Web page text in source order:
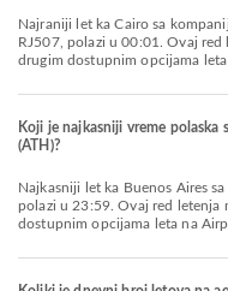
Najraniji let ka Cairo sa kompanijom Royal Jordanian, sa oznakom leta
RJ507, polazi u 00:01. Ovaj
drugim dostupnim opcijama leta
Koji je najkasniji vreme
(ATH)?
Najkasniji let ka Buenos Aires sa kompanijom Iberia, sa oznakom leta IB101,
polazi u 23:59. Ovaj red letenja
dostupnim opcijama leta na